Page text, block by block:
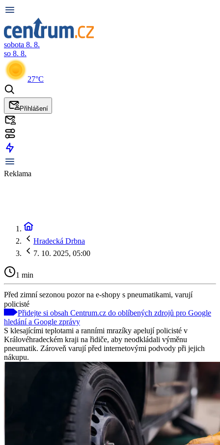
sobota 8. 8.
so 8. 8.
27°C
Přihlášení
Reklama
Hradecká Drbna
7. 10. 2025, 05:00
1 min
Před zimní sezonou pozor na e-shopy s pneumatikami, varují
policisté
Přidejte si obsah Centrum.cz do oblíbených zdrojů pro Google
hledání a Google zprávy
S klesajícími teplotami a ranními mrazíky apelují policisté v
Královéhradeckém kraji na řidiče, aby neodkládali výměnu
pneumatik. Zároveň varují před internetovými podvody při jejich
nákupu.